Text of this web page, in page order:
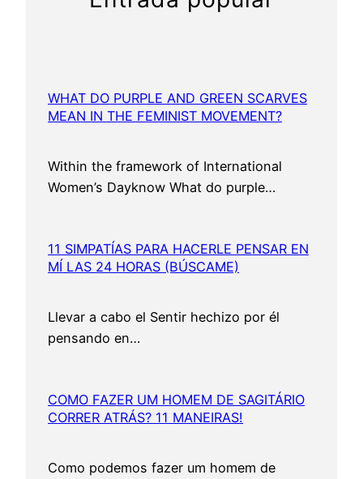
WHAT DO PURPLE AND GREEN SCARVES
MEAN IN THE FEMINIST MOVEMENT?
Within the framework of International
Women’s Dayknow What do purple…
11 SIMPATÍAS PARA HACERLE PENSAR EN
MÍ LAS 24 HORAS (BÚSCAME)
Llevar a cabo el Sentir hechizo por él
pensando en…
COMO FAZER UM HOMEM DE SAGITÁRIO
CORRER ATRÁS? 11 MANEIRAS!
Como podemos fazer um homem de